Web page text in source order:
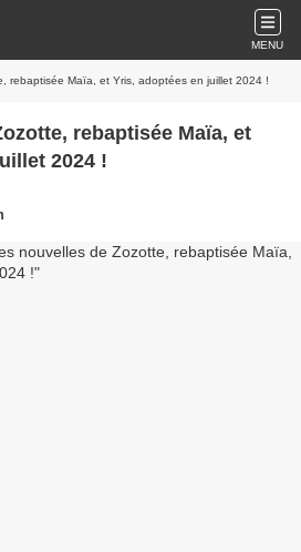
MENU
rebaptisée Maïa, et Yris, adoptées en juillet 2024 !
rebaptisée Maïa, et
2024 !